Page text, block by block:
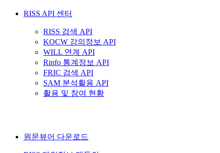
RISS API 센터
RISS 검색 API
KOCW 강의정보 API
WILL 연계 API
Rinfo 통계정보 API
FRIC 검색 API
SAM 분석활용 API
활용 및 참여 현황
원문뷰어 다운로드